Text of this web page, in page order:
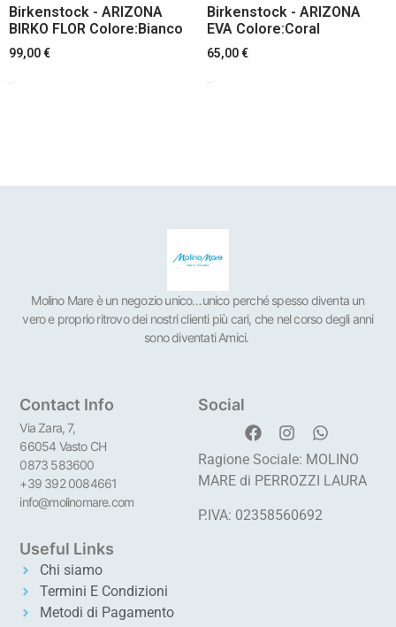
Birkenstock - ARIZONA
BIRKO FLOR Colore:Bianco
99,00€
Birkenstock - ARIZONA
EVA Colore:Coral
65,00€
Molino Mare è un negozio unico…unico perché spesso diventa un
vero e proprio ritrovo dei nostri clienti più cari, che nel corso degli anni
sono diventati Amici.
Contact Info
Via Zara, 7,
66054 Vasto CH
0873 583600
+39 392 0084661
info@molinomare.com
Social
Ragione Sociale: MOLINO
MARE di PERROZZI LAURA
P.IVA: 02358560692
Useful Links
Chi siamo
Termini E Condizioni
Metodi di Pagamento